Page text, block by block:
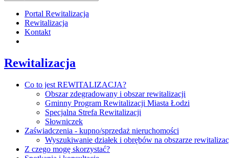
Portal Rewitalizacja
Rewitalizacja
Kontakt
Rewitalizacja
Co to jest REWITALIZACJA?
Obszar zdegradowany i obszar rewitalizacji
Gminny Program Rewitalizacji Miasta Łodzi
Specjalna Strefa Rewitalizacji
Słowniczek
Zaświadczenia - kupno/sprzedaż nieruchomości
Wyszukiwanie działek i obrębów na obszarze
Z czego mogę skorzystać?